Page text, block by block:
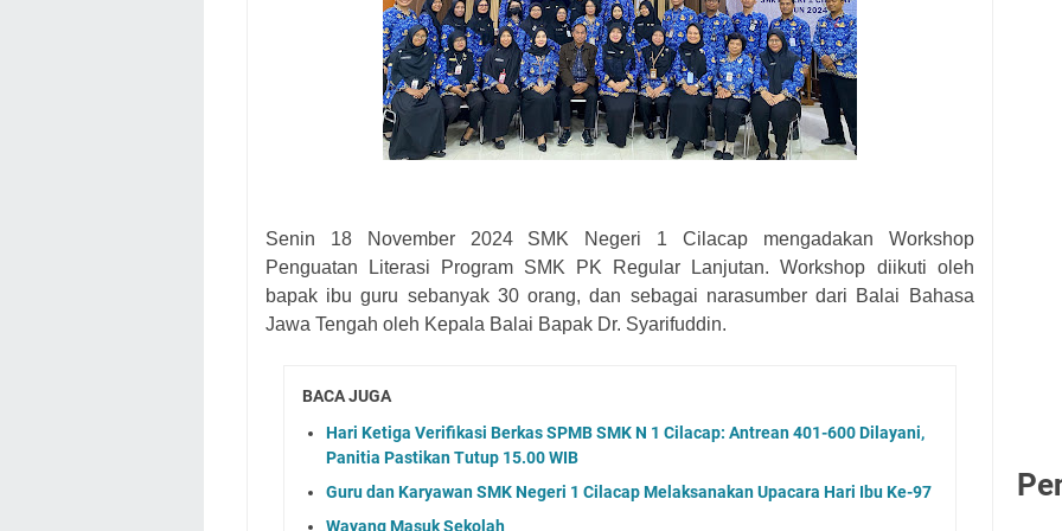
Senin 18 November 2024 SMK Negeri 1 Cilacap mengadakan Workshop
Penguatan Literasi Program SMK PK Regular Lanjutan. Workshop diikuti oleh
bapak ibu guru sebanyak 30 orang, dan sebagai narasumber dari Balai Bahasa
Jawa Tengah oleh Kepala Balai Bapak Dr. Syarifuddin.
BACA JUGA
Hari Ketiga Verifikasi Berkas SPMB SMK N 1 Cilacap: Antrean 401-600 Dilayani,
Panitia Pastikan Tutup 15.00 WIB
Guru dan Karyawan SMK Negeri 1 Cilacap Melaksanakan Upacara Hari Ibu Ke-97
Wayang Masuk Sekolah